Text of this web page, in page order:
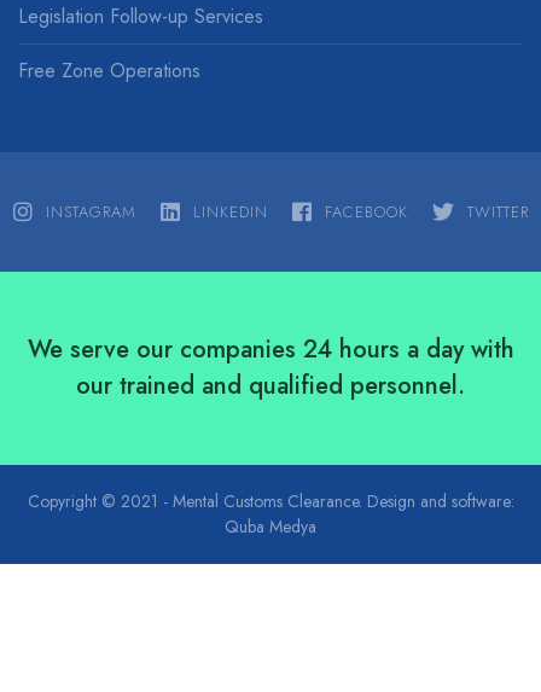
Legislation Follow-up Services
Free Zone Operations
INSTAGRAM LINKEDIN FACEBOOK TWITTER
We serve our companies 24 hours a day with
our trained and qualified personnel.
Copyright © 2021 - Mental Customs Clearance. Design and software:
Quba Medya